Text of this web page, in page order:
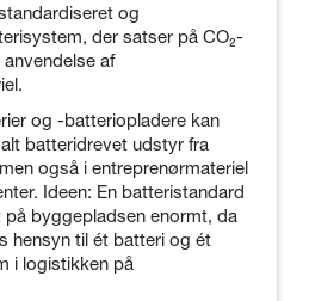
og
der satser på CO₂-
af
og -batteriopladere kan
batteridrevet udstyr fra
også i entreprenørmateriel
Ideen: En batteristandard
på byggepladsen enormt, da
hensyn til ét batteri og ét
i logistikken på